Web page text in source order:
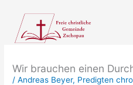
springen
Wir brauchen einen
/Andreas Beyer, Predigten